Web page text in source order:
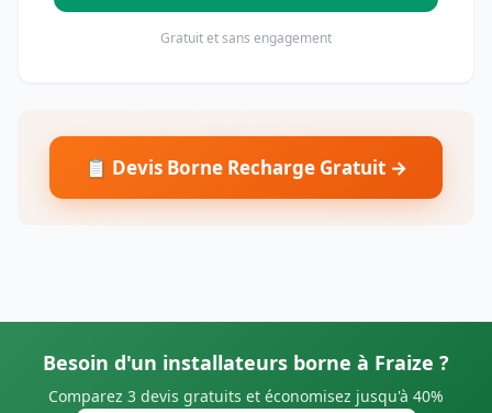
Gratuit et sans engagement
📋 Devis Borne Recharge Gratuit →
Besoin d'un installateurs borne à Fraize ?
Comparez 3 devis gratuits et économisez jusqu'à 40%